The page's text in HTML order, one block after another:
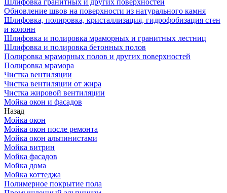
Шлифовка гранитных и других поверхностей
Обновление швов на поверхности из натурального камня
Шлифовка, полировка, кристаллизация, гидрофобизация стен
и колонн
Шлифовка и полировка мраморных и гранитных лестниц
Шлифовка и полировка бетонных полов
Полировка мраморных полов и других поверхностей
Полировка мрамора
Чистка вентиляции
Чистка вентиляции от жира
Чистка жировой вентиляции
Мойка окон и фасадов
Назад
Мойка окон
Мойка окон после ремонта
Мойка окон альпинистами
Мойка витрин
Мойка фасадов
Мойка дома
Мойка коттеджа
Полимерное покрытие пола